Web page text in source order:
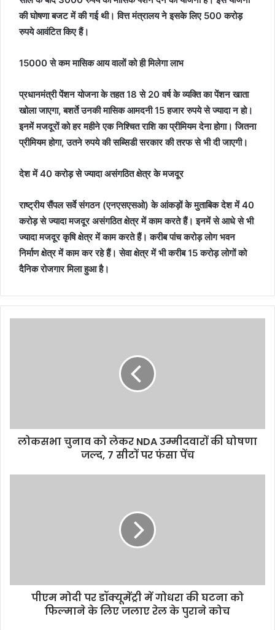
की घोषणा बजट में की गई थी। वित्त मंत्रालय ने इसके लिए 500 करोड़
रुपये आवंटित किए हैं।
15000 से कम मासिक आय वालों को ही मिलेगा लाभ
प्रधानमंत्री पेंशन योजना के तहत 18 से 20 वर्ष के व्यक्ति का पेंशन खाता
खोला जाएगा, बशर्ते उनकी मासिक आमदनी 15 हजार रुपये से ज्यादा न हो।
इनमें मजदूरों को हर महीने एक निश्चित राशि का प्रीमियम देना होगा। जितना
प्रीमियम होगा, उतने रुपये की सब्सिडी सरकार की तरफ से भी दी जाएगी।
देश में 40 करोड़ से ज्यादा असंगठित क्षेत्र के मजदूर
राष्ट्रीय सैंपल सर्वे संगठन (एनएसएसओ) के आंकड़ों के मुताबिक देश में 40
करोड़ से ज्यादा मजदूर असंगठित क्षेत्र में काम करते हैं। इनमें से आधे से भी
ज्यादा मजदूर कृषि क्षेत्र में काम करते हैं। करीब पांच करोड़ लोग भवन
निर्माण क्षेत्र में काम कर रहे हैं। सेवा क्षेत्र में भी करीब 15 करोड़ लोगों को
दैनिक रोजगार मिला हुआ है।
लोकसभा चुनाव को लेकर NDA उम्मीदवारों की घोषणा
जल्‍द, 7 सीटों पर फंसा पेंच
पीएम मोदी पर डॉक्यूमेंट्री में गोधरा की घटना को
फिल्माने के लिए जलाए रेल के पुराने कोच